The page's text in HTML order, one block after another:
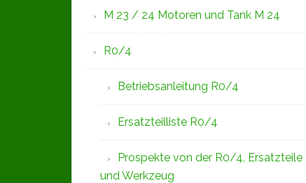
M 23 / 24 Motoren und Tank M 24
R0/4
Betriebsanleitung R0/4
Ersatzteilliste R0/4
Prospekte von der R0/4, Ersatzteile
und Werkzeug